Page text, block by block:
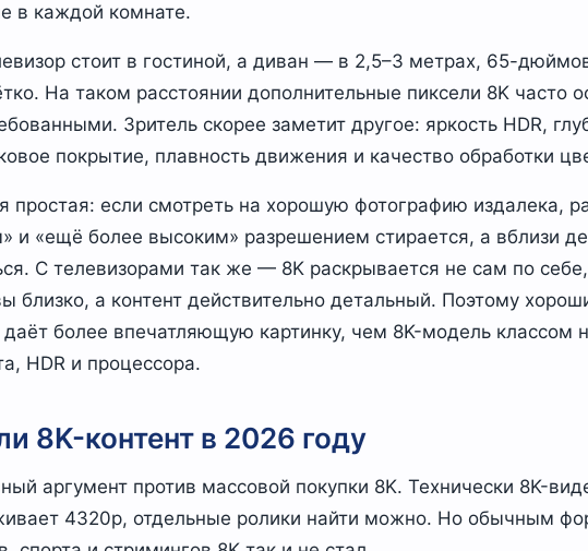
в каждой комнате.
стоит в гостиной, а диван — в 2,5–3 метрах, 65-
На таком расстоянии дополнительные пиксели 8K часто
Зритель скорее заметит другое: яркость HDR,
покрытие, плавность движения и качество обработки
простая: если смотреть на хорошую фотографию издалека,
и «ещё более высоким» разрешением стирается, а вблизи
С телевизорами так же — 8K раскрывается не сам по
близко, а контент действительно детальный. Поэтому
даёт более впечатляющую картинку, чем 8K-модель классом
HDR и процессора.
8K-контент в 2026 году
аргумент против массовой покупки 8K. Технически 8K-
4320p, отдельные ролики найти можно. Но обычным